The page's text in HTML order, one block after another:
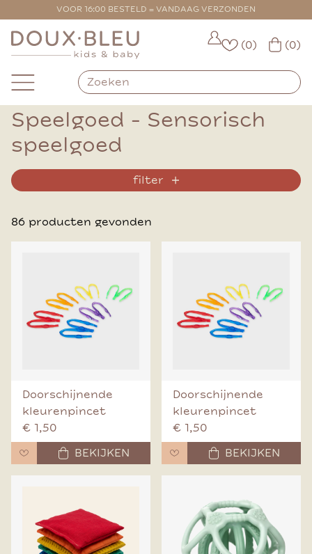
VOOR 16:00 BESTELD = VANDAAG VERZONDEN
(0) (0)
Speelgoed - Sensorisch
speelgoed
filter
86 producten gevonden
Doorschijnende
kleurenpincet
€ 1,50
BEKIJKEN
Doorschijnende
kleurenpincet
€ 1,50
BEKIJKEN